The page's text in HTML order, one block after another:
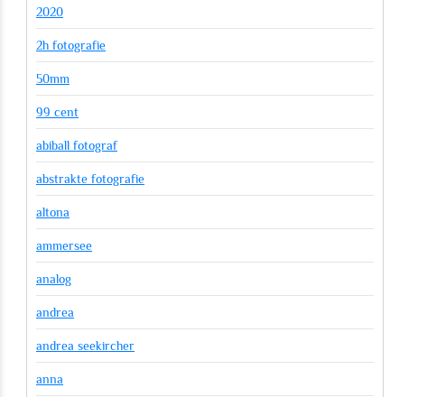
2020
2h fotografie
50mm
99 cent
abiball fotograf
abstrakte fotografie
altona
ammersee
analog
andrea
andrea seekircher
anna